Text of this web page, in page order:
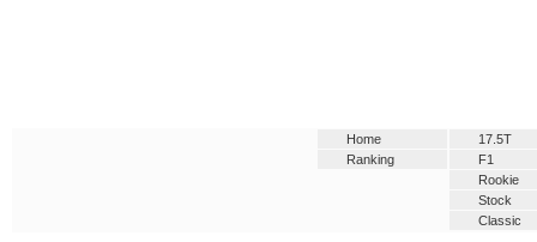
Home
Ranking
17.5T
F1
Rookie
Stock
Classic